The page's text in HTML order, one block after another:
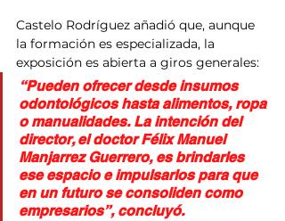
Castelo Rodríguez añadió que, aunque
la formación es especializada, la
exposición es abierta a giros generales:
“Pueden ofrecer desde insumos
odontológicos hasta alimentos, ropa
o manualidades. La intención del
director, el doctor Félix Manuel
Manjarrez Guerrero, es brindarles
ese espacio e impulsarlos para que
en un futuro se consoliden como
empresarios”, concluyó.